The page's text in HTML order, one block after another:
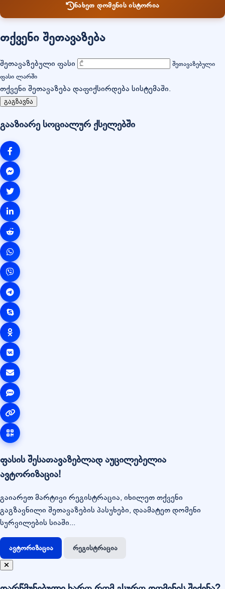
ნახეთ დომენის ისტორია
თქვენი შეთავაზება
შეთავაზებული ფასი
შეთავაზებული
ფასი ლარში
თქვენი შეთავაზება დაფიქსირდება სისტემაში.
გაგზავნა
გააზიარე სოციალურ ქსელებში
ფასის შესათავაზებლად აუცილებელია
ავტორიზაცია!
გაიარეთ მარტივი რეგისტრაცია, იხილეთ თქვენი
გაგზავნილი შეთავაზების პასუხები, დაამატეთ დომენი
სურვილების სიაში...
ავტორიზაცია რეგისტრაცია